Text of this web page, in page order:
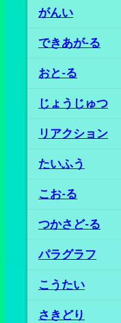
がんい
できあが‐る
おと‐る
じょうじゅつ
リアクション
たいふう
こお‐る
つかさど‐る
パラグラフ
こうたい
さきどり